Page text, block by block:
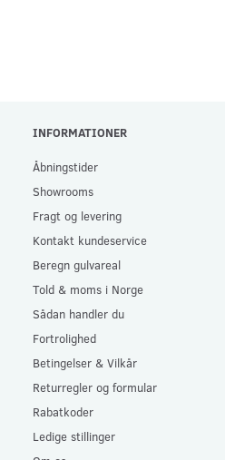
INFORMATIONER
Åbningstider
Showrooms
Fragt og levering
Kontakt kundeservice
Beregn gulvareal
Told & moms i Norge
Sådan handler du
Fortrolighed
Betingelser & Vilkår
Returregler og formular
Rabatkoder
Ledige stillinger